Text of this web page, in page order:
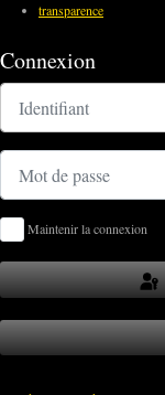
transparence
Connexion
Identifiant
Mot de passe
Maintenir la connexion